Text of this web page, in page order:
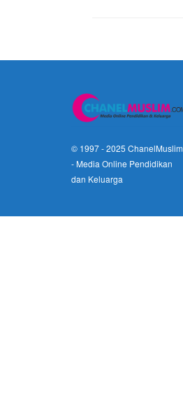
© 1997 - 2025 ChanelMuslim
- Media Online Pendidikan
dan Keluarga